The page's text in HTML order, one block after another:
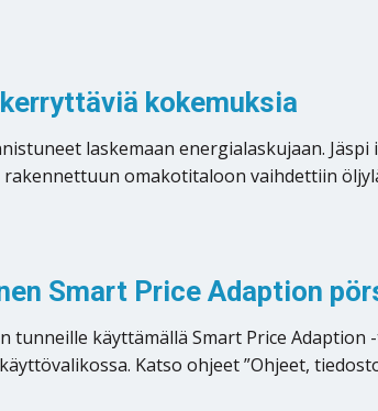
kokemuksia
laskemaan energialaskujaan.
omakotitaloon vaihdettiin
Smart Price Adaption
tunneille käyttämällä Smart Price
Katso ohjeet ”Ohjeet,